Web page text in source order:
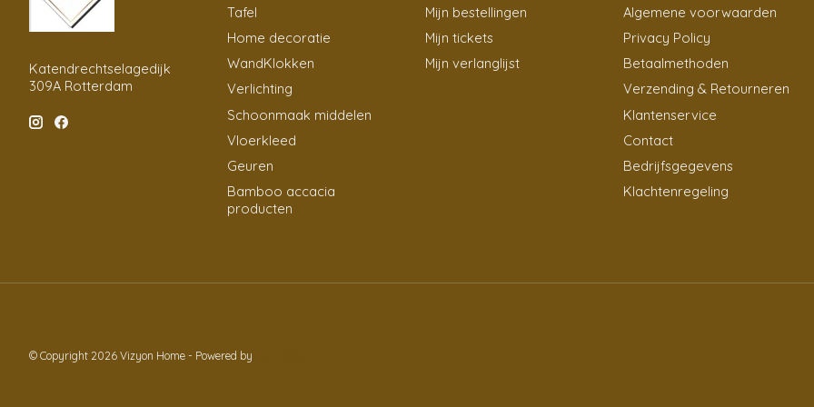
Katendrechtselagedijk
309A Rotterdam
Tafel
Home decoratie
WandKlokken
Verlichting
Schoonmaak middelen
Vloerkleed
Geuren
Bamboo accacia
producten
Mijn bestellingen
Mijn tickets
Mijn verlanglijst
Algemene voorwaarden
Privacy Policy
Betaalmethoden
Verzending & Retourneren
Klantenservice
Contact
Bedrijfsgegevens
Klachtenregeling
© Copyright 2026 Vizyon Home - Powered by